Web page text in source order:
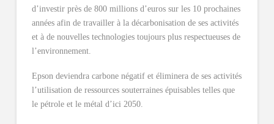
d’investir près de 800 millions d’euros sur les 10 prochaines
années afin de travailler à la décarbonisation de ses activités
et à de nouvelles technologies toujours plus respectueuses de
l’environnement.
Epson deviendra carbone négatif et éliminera de ses activités
l’utilisation de ressources souterraines épuisables telles que
le pétrole et le métal d’ici 2050.